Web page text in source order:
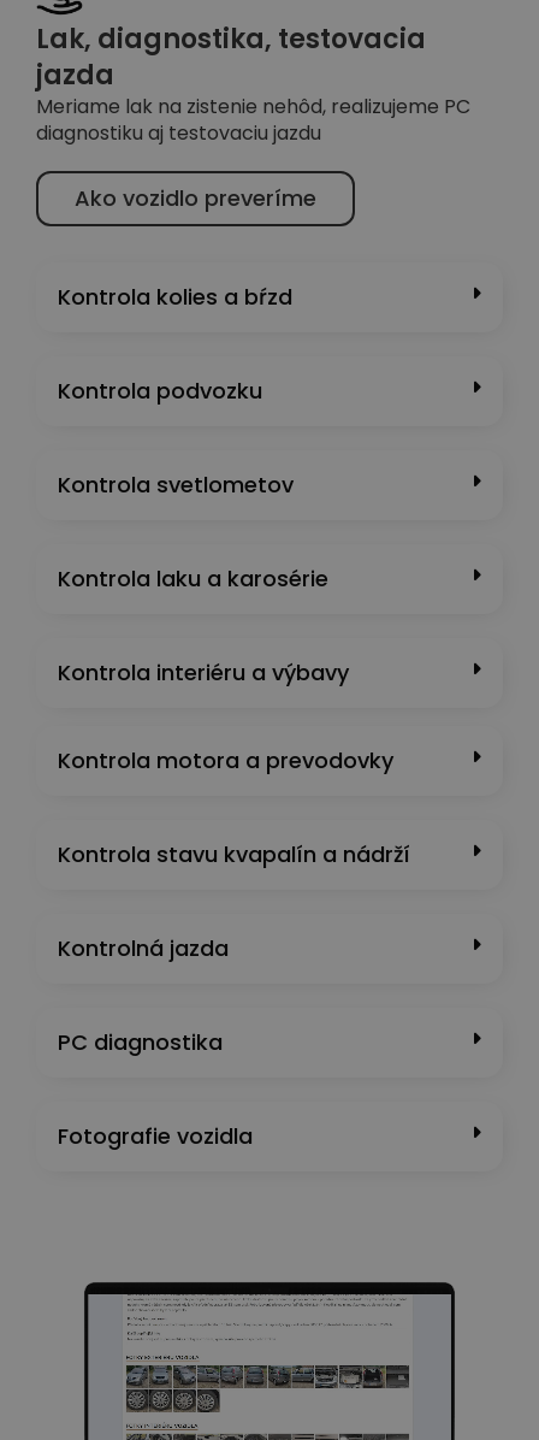
Lak, diagnostika, testovacia
jazda
Meriame lak na zistenie nehôd, realizujeme PC
diagnostiku aj testovaciu jazdu
Ako vozidlo preveríme
Kontrola kolies a bŕzd
Kontrola podvozku
Kontrola svetlometov
Kontrola laku a karosérie
Kontrola interiéru a výbavy
Kontrola motora a prevodovky
Kontrola stavu kvapalín a nádrží
Kontrolná jazda
PC diagnostika
Fotografie vozidla